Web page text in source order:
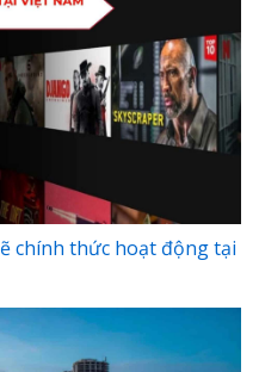
chính thức hoạt động tại